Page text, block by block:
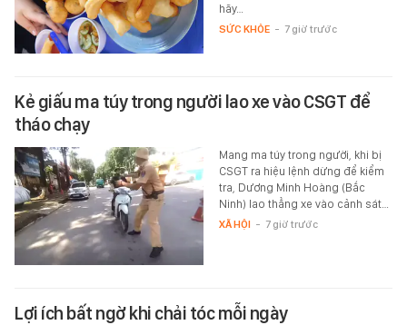
hãy…
SỨC KHỎE - 7 giờ trước
Kẻ giấu ma túy trong người lao xe vào CSGT để
tháo chạy
Mang ma túy trong người, khi bị
CSGT ra hiệu lệnh dừng để kiểm
tra, Dương Minh Hoàng (Bắc
Ninh) lao thẳng xe vào cảnh sát…
XÃ HỘI - 7 giờ trước
Lợi ích bất ngờ khi chải tóc mỗi ngày